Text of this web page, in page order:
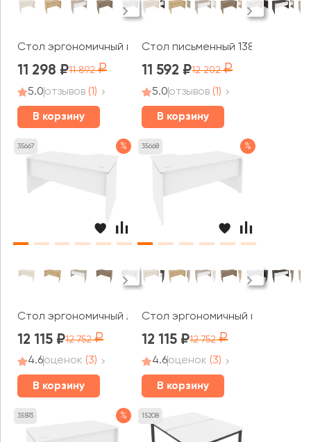
Стол эргономичный правый 1380x980x750 (720/460)
11 298 11 892
5.0отзывов (1)
В корзину
Стол письменный
11 592 12 202
5.0отзывов (1)
В корзину
35667 %
Стол эргономичный левый 1580x980x750 (720/460)
12 115 12 752
4.6оценок (3)
В корзину
35668 %
Стол эргономичный правый
12 115 12 752
4.6оценок (3)
В корзину
35593 % 15208